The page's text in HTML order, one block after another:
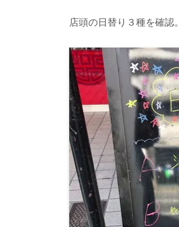
店頭の日替り３種を確認。